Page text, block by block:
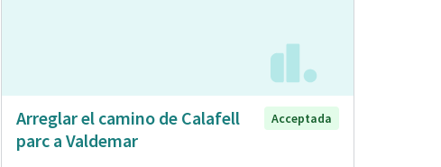
Arreglar el camino de Calafell
parc a Valdemar
Acceptada